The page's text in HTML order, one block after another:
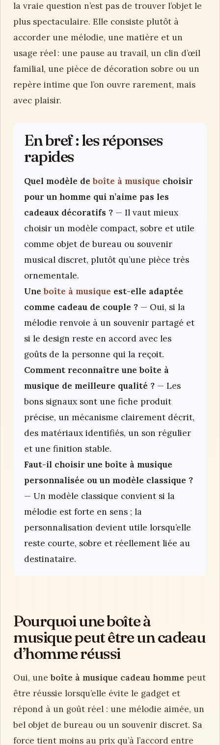
la vraie question n’est pas de trouver l’objet le
plus spectaculaire. Elle consiste plutôt à
accorder une mélodie, une matière et un
usage réel : une pause au travail, un clin d’œil
familial, une pièce de décoration sobre ou un
repère intime que l’on ouvre rarement, mais
avec plaisir.
En bref : les réponses
rapides
Quel modèle deboîte à musique choisir
pour un homme qui n’aime pas les
cadeaux décoratifs ? — Il vaut mieux
choisir un modèle compact, sobre et utile
comme objet de bureau ou souvenir
musical discret, plutôt qu’une pièce très
ornementale.
Uneboîte à musique est-elle adaptée
comme cadeau de couple ? — Oui, si la
mélodie renvoie à un souvenir partagé et
si le design reste en accord avec les
goûts de la personne qui la reçoit.
Comment reconnaître une boîte à
musique de meilleure qualité ? — Les
bons signaux sont une fiche produit
précise, un mécanisme clairement décrit,
des matériaux identifiés, un son régulier
et une finition stable.
Faut-il choisir une boîte à musique
personnalisée ou un modèle classique ?
— Un modèle classique convient si la
mélodie est forte en sens ; la
personnalisation devient utile lorsqu’elle
reste courte, sobre et réellement liée au
destinataire.
Pourquoi une boîte à
musique peut être un cadeau
d’homme réussi
Oui, uneboîte à musique cadeau homme peut
être réussie lorsqu’elle évite le gadget et
répond à un goût réel : une mélodie aimée, un
bel objet de bureau ou un souvenir discret. Sa
force tient moins au prix qu’à l’accord entre